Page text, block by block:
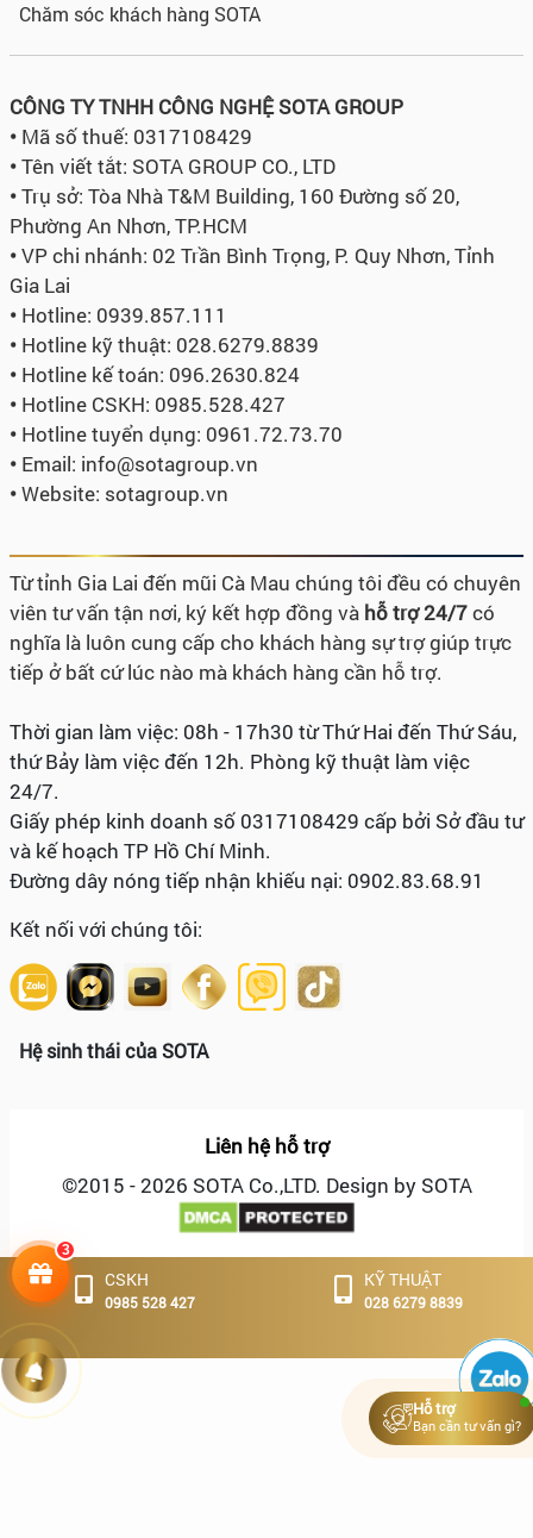
3
Chăm sóc khách hàng SOTA
CÔNG TY TNHH CÔNG NGHỆ SOTA GROUP
• Mã số thuế: 0317108429
•Tên viết tắt: SOTA GROUP CO., LTD
•Trụ sở: Tòa Nhà T&M Building, 160 Đường số 20,
Phường An Nhơn, TP.HCM
•VP chi nhánh: 02 Trần Bình Trọng, P. Quy Nhơn, Tỉnh
Gia Lai
• Hotline: 0939.857.111
• Hotline kỹ thuật: 028.6279.8839
• Hotline kế toán: 096.2630.824
• Hotline CSKH: 0985.528.427
• Hotline tuyển dụng: 0961.72.73.70
• Email: info@sotagroup.vn
•Website: sotagroup.vn
Từ tỉnh Gia Lai đến mũi Cà Mau chúng tôi đều có chuyên
viên tư vấn tận nơi, ký kết hợp đồng và hỗ trợ 24/7có
nghĩa là luôn cung cấp cho khách hàng sự trợ giúp trực
tiếp ở bất cứ lúc nào mà khách hàng cần hỗ trợ.
Thời gian làm việc: 08h - 17h30 từ Thứ Hai đến Thứ Sáu,
thứ Bảy làm việc đến 12h. Phòng kỹ thuật làm việc
24/7.
Giấy phép kinh doanh số 0317108429 cấp bởi Sở đầu tư
và kế hoạch TP Hồ Chí Minh.
Đường dây nóng tiếp nhận khiếu nại: 0902.83.68.91
Kết nối với chúng tôi:
Hệ sinh thái của SOTA
Liên hệ hỗ trợ
©2015 - 2026 SOTA Co.,LTD. Design by SOTA
Hỗ trợ
Bạn cần tư vấn gì?
dụng
Hoạt động
CSKH
0985 528 427
KỸ THUẬT
028 6279 8839